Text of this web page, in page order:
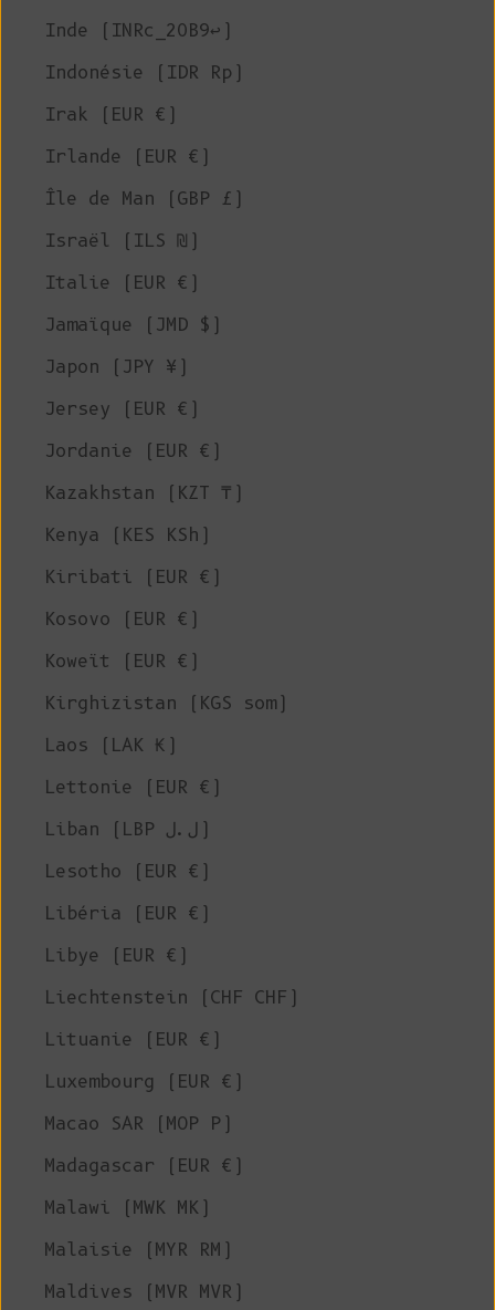
Inde (INRc_20B9↩)
Indonésie (IDR Rp)
Irak (EUR €)
Irlande (EUR €)
Île de Man (GBP £)
Israël (ILS ₪)
Italie (EUR €)
Jamaïque (JMD $)
Japon (JPY ¥)
Jersey (EUR €)
Jordanie (EUR €)
Kazakhstan (KZT ₸)
Kenya (KES KSh)
Kiribati (EUR €)
Kosovo (EUR €)
Koweït (EUR €)
Kirghizistan (KGS som)
Laos (LAK ₭)
Lettonie (EUR €)
Liban (LBP ل.ل)
Lesotho (EUR €)
Libéria (EUR €)
Libye (EUR €)
Liechtenstein (CHF CHF)
Lituanie (EUR €)
Luxembourg (EUR €)
Macao SAR (MOP P)
Madagascar (EUR €)
Malawi (MWK MK)
Malaisie (MYR RM)
Maldives (MVR MVR)